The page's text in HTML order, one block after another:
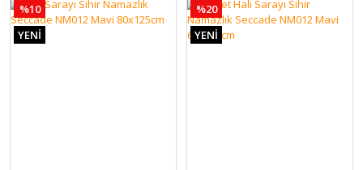
%10
YENİ
%20
YENİ